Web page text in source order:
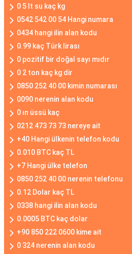
0 5 lt su kaç kg
0542 542 00 54 Hangi numara
0434 hangi ilin alan kodu
0.99 kaç Türk lirası
0 pozitif bir doğal sayı mıdır
0 2 ton kaç kg dir
0850 252 40 00 kimin numarası
0090 nerenin alan kodu
0 ın üssü kaç
0212 473 73 73 nereye ait
+40 Hangi ülkenin telefon kodu
0.010 BTC kaç TL
+7 Hangi ülke telefon
0850 252 40 00 nerenin telefonu
0.12 Dolar kaç TL
0338 hangi ilin alan kodu
0.0005 BTC kaç dolar
+90 850 222 0600 kime ait
0 324 nerenin alan kodu